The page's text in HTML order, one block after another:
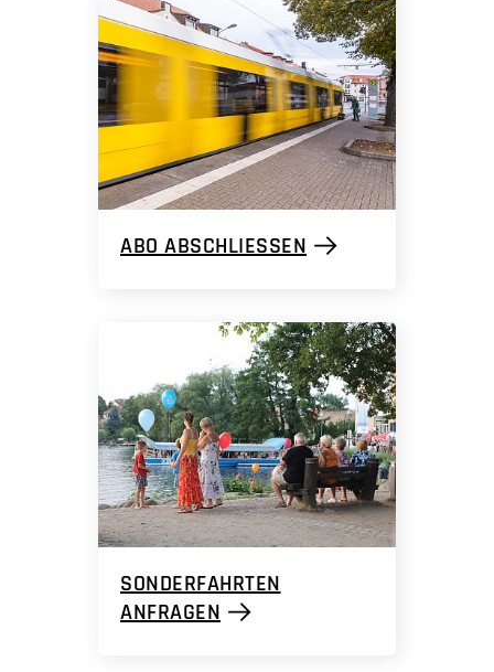
ABO ABSCHLIESSEN
SONDERFAHRTEN
ANFRAGEN